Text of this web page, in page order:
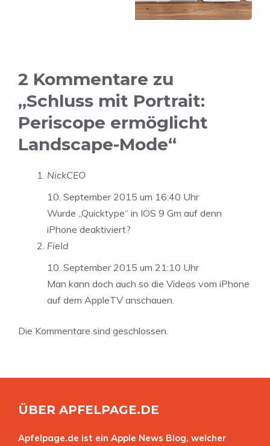
2 Kommentare zu
„Schluss mit Portrait:
Periscope ermöglicht
Landscape-Mode“
NickCEO
10. September 2015 um 16:40 Uhr
Wurde ,,Quicktype“ in IOS 9 Gm auf denn
iPhone deaktiviert?
Field
10. September 2015 um 21:10 Uhr
Man kann doch auch so die Videos vom iPhone
auf dem AppleTV anschauen.
Die Kommentare sind geschlossen.
ÜBER APFELPAGE.DE
Apfelpage.de ist ein Apple News Blog, welcher